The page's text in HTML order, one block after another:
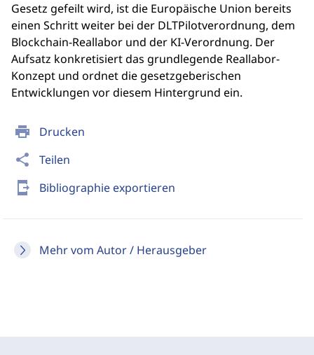
print Drucken
share Teilen
send_to_mobile Bibliographie exportieren
Mehr vom Autor / Herausgeber
Gesetz gefeilt wird, ist die Europäische Union bereits
einen Schritt weiter bei der DLTPilotverordnung, dem
Blockchain-Reallabor und der KI-Verordnung. Der
Aufsatz konkretisiert das grundlegende Reallabor-
Konzept und ordnet die gesetzgeberischen
Entwicklungen vor diesem Hintergrund ein.